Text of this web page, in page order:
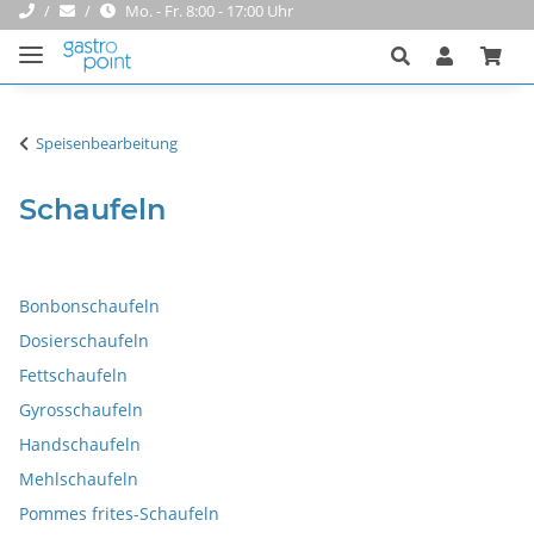
Mo. - Fr. 8:00 - 17:00 Uhr
Speisenbearbeitung
Schaufeln
Bonbonschaufeln
Dosierschaufeln
Fettschaufeln
Gyrosschaufeln
Handschaufeln
Mehlschaufeln
Pommes frites-Schaufeln